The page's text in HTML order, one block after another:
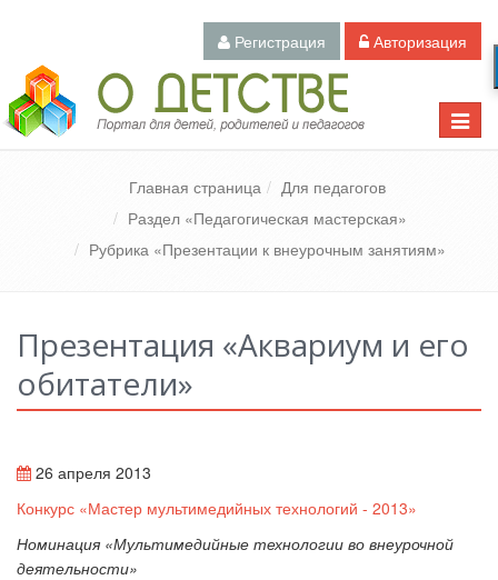
Регистрация Авторизация
Toggle
Педагогический портал «О детстве»
Главная страница
Для педагогов
Раздел «Педагогическая мастерская»
Рубрика «Презентации к внеурочным занятиям»
Презентация «Аквариум и его
обитатели»
26 апреля 2013
Конкурс «Мастер мультимедийных технологий - 2013»
Номинация «Мультимедийные технологии во внеурочной
деятельности»